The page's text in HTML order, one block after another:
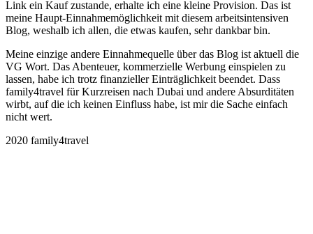
Link ein Kauf zustande, erhalte ich eine kleine Provision. Das ist
meine Haupt-Einnahmemöglichkeit mit diesem arbeitsintensiven
Blog, weshalb ich allen, die etwas kaufen, sehr dankbar bin.
Meine einzige andere Einnahmequelle über das Blog ist aktuell die
VG Wort. Das Abenteuer, kommerzielle Werbung einspielen zu
lassen, habe ich trotz finanzieller Einträglichkeit beendet. Dass
family4travel für Kurzreisen nach Dubai und andere Absurditäten
wirbt, auf die ich keinen Einfluss habe, ist mir die Sache einfach
nicht wert.
2020 family4travel